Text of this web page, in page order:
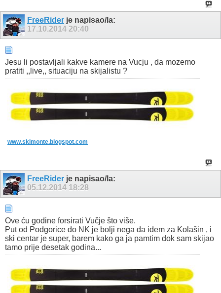
FreeRider je napisao/la:
17.10.2014 20:40
Jesu li postavljali kakve kamere na Vucju , da mozemo
pratiti ,,live,, situaciju na skijalistu ?
www.skimonte.blogspot.com
FreeRider je napisao/la:
05.12.2014 18:28
Ove ću godine forsirati Vučje što više.
Put od Podgorice do NK je bolji nega da idem za Kolašin , i
ski centar je super, barem kako ga ja pamtim dok sam skijao
tamo prije desetak godina...